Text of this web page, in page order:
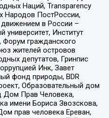
Наций, Transparеncy
Народов ПостРоссии,
в России –
Институт
Форум гражданского
жителей островов
депутатов, Гринпис
Инк, Завет
фонд природы, BDR
Образовательный дом
Дом Прав Человека,
имени Бориса Звозскова,
прав человека Ереван,